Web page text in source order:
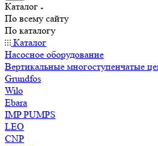
Каталог
По всему сайту
По каталогу
Каталог
Насосное оборудование
Вертикальные многоступенчатые
Grundfos
Wilo
Ebara
IMP PUMPS
LEO
CNP